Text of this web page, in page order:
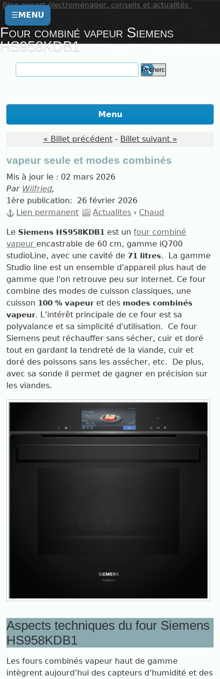
Blog expert électroménager, conseils et actualités
Four combiné vapeur Siemens
HS958KDB1
☰MENU
Menu
« Billet précédent - Billet suivant »
vapeur seule et modes combinés
Mis à jour le : 02 mars 2026
Par Wilfried,
1ère publication: 26 février 2026
Lien permanent
Actualites › Chaud
Le Siemens HS958KDB1 est unfour combiné
vapeur encastrable de 60 cm, gamme iQ700
studioLine, avec une cavité de 71 litres. La gamme
Studio line est un ensemble d'appareil plus haut de
gamme que l'on retrouve peu sur internet. Ce four
combine des modes de cuisson classiques, une
cuisson 100 % vapeur et des modes combinés
vapeur. L’intérêt principale de ce four est sa
polyvalance et sa simplicité d'utilisation. Ce four
Siemens peut réchauffer sans sécher, cuir et doré
tout en gardant la tendreté de la viande, cuir et
doré des poissons sans les assécher, etc. De plus,
avec sa sonde il permet de gagner en précision sur
les viandes.
Aspects techniques du four Siemens
HS958KDB1
Les fours combinés vapeur haut de gamme
intègrent aujourd’hui des capteurs d’humidité et des